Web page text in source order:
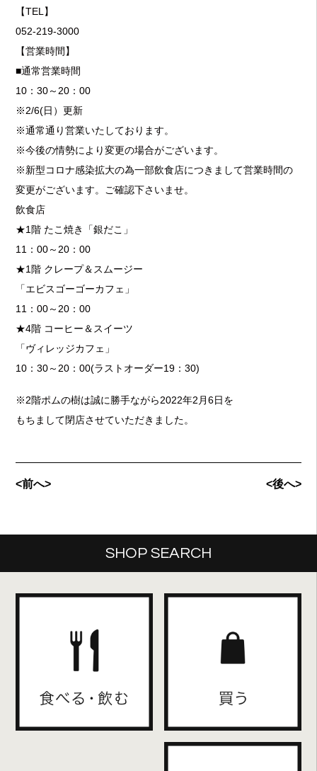
【TEL】
052-219-3000
【営業時間】
■通常営業時間
10：30～20：00
※2/6(日）更新
※通常通り営業いたしております。
※今後の情勢により変更の場合がございます。
※新型コロナ感染拡大の為一部飲食店につきまして営業時間の
変更がございます。ご確認下さいませ。
飲食店
★1階 たこ焼き「銀だこ」
11：00～20：00
★1階 クレープ＆スムージー
「エビスゴーゴーカフェ」
11：00～20：00
★4階 コーヒー＆スイーツ
「ヴィレッジカフェ」
10：30～20：00(ラストオーダー19：30)
※2階ポムの樹は誠に勝手ながら2022年2月6日を
もちまして閉店させていただきました。
<前へ> <後へ>
SHOP SEARCH